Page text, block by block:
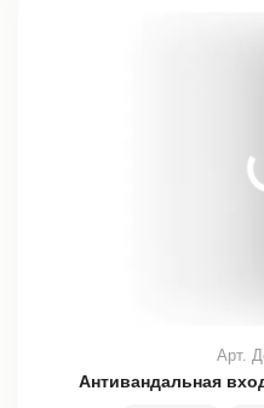
Антивандальная
Арт.